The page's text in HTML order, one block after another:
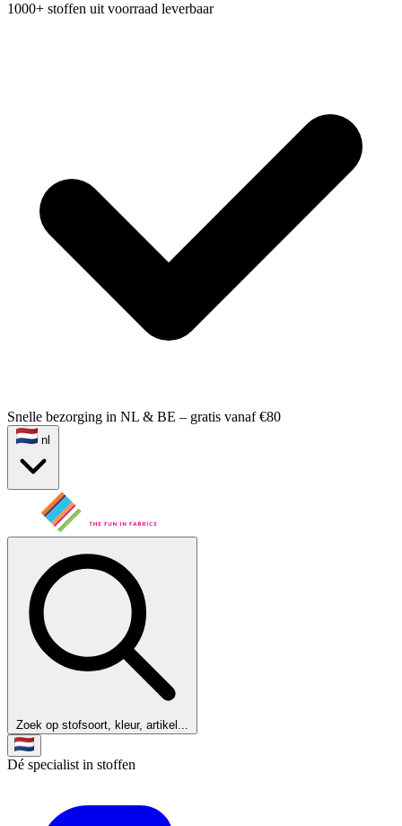
1000+ stoffen uit voorraad leverbaar
Snelle bezorging in NL & BE – gratis vanaf €80
nl
Zoek op stofsoort, kleur, artikel...
Dé specialist in stoffen